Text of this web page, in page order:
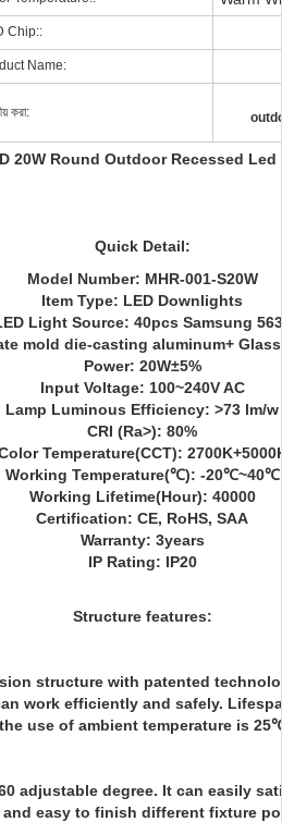
Chip::
Name:
করা:
20W Round Outdoor Recessed
Quick Detail:
Model Number: MHR-001-S20W
Item Type: LED Downlights
Light Source: 40pcs Samsung
mold die-casting aluminum+
Power: 20W±5%
Input Voltage: 100~240V AC
Lamp Luminous Efficiency: >73 lm/w
CRI (Ra>): 80%
Temperature(CCT):
Working Temperature(℃): -20℃~40℃
Working Lifetime(Hour): 40000
Certification: CE, RoHS, SAA
Warranty: 3years
IP Rating: IP20
Structure features:
structure with patented
work efficiently and safely.
use of ambient temperature is
adjustable degree. It can easily
and easy to finish different fixture